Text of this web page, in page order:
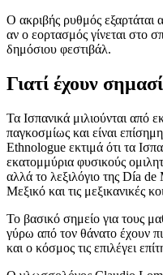
Ο ακριβής ρυθμός εξαρτάται
αν ο εορτασμός γίνεται στο
δημόσιου φεστιβάλ.
Γιατί έχουν
Τα Ισπανικά μιλιούνται από
παγκοσμίως και είναι
Ethnologue εκτιμά ότι τα
εκατομμύρια φυσικούς
αλλά το λεξιλόγιο της Día de
Μεξικό και τις μεξικανικές
Το βασικό σημείο για τους
γύρω από τον θάνατο έχουν
και ο κόσμος τις επιλέγει